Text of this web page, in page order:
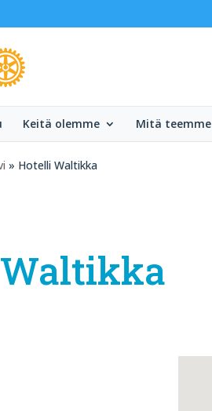
Keitä olemme Mitä teemme
» Hotelli Waltikka